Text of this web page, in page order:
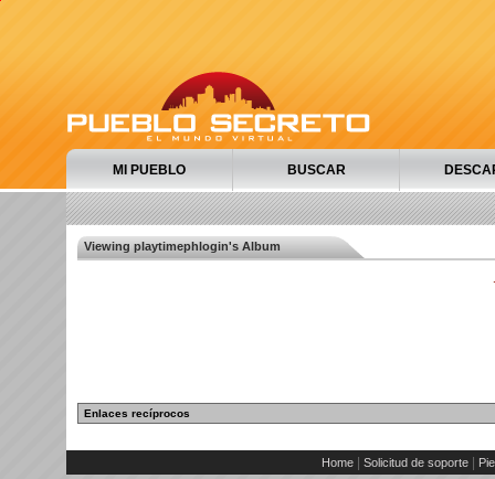
MI PUEBLO BUSCAR
Viewing playtimephlogin's Album
Enlaces recíprocos
Home Solicitud de soporte